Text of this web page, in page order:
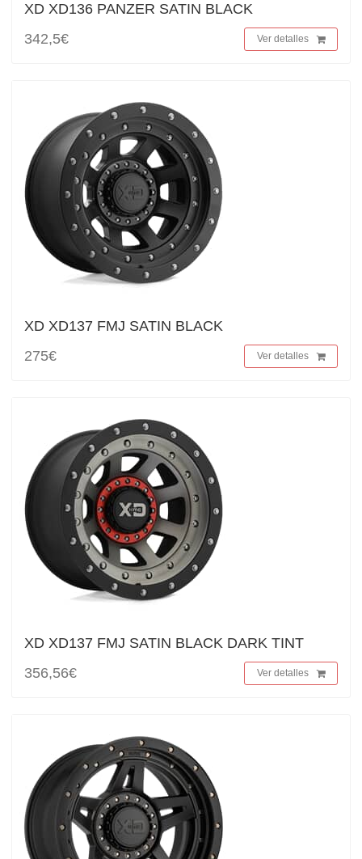
XD XD136 PANZER SATIN BLACK
342,5€
Ver detalles
XD XD137 FMJ SATIN BLACK
275€
Ver detalles
XD XD137 FMJ SATIN BLACK DARK TINT
356,56€
Ver detalles